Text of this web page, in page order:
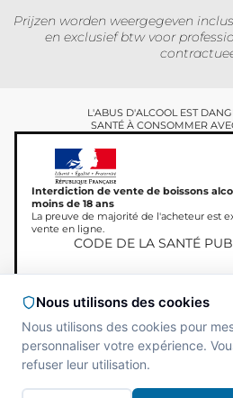
Prijzen worden weergegeven
en exclusief btw voor
L'ABUS D'ALCOOL EST
SANTÉ À CONSOMMER
Interdiction de vente de boissons
moins de 18 ans
La preuve de majorité de l'acheteur est
vente en ligne.
CODE DE LA SANTÉ
Copyright © 2026
Miamland, Alle rechten
voorbehouden.
Nous utilisons des cookies
Nous utilisons des cookies pour
personnaliser votre expérience.
refuser leur utilisation.